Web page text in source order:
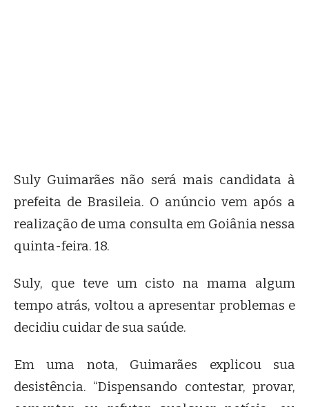
Suly Guimarães não será mais candidata à
prefeita de Brasileia. O anúncio vem após a
realização de uma consulta em Goiânia nessa
quinta-feira. 18.
Suly, que teve um cisto na mama algum
tempo atrás, voltou a apresentar problemas e
decidiu cuidar de sua saúde.
Em uma nota, Guimarães explicou sua
desistência. “Dispensando contestar, provar,